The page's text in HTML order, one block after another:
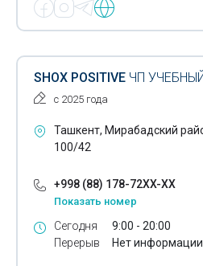
SHOX POSITIVE ЧП
с 2025 года
Ташкент, Мирабадский
100/42
+998 (88) 178-72XX-XX
Показать номер
Сегодня
Перерыв
9:00 - 20:00
Нет информации